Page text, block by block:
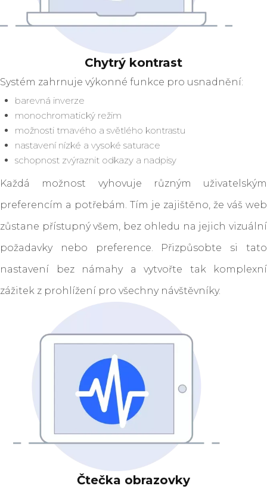
Chytrý kontrast
Systém zahrnuje výkonné funkce pro usnadnění:
barevná inverze
monochromatický režim
možnosti tmavého a světlého kontrastu
nastavení nízké a vysoké saturace
schopnost zvýraznit odkazy a nadpisy
Každá možnost vyhovuje různým uživatelským
preferencím a potřebám. Tím je zajištěno, že váš web
zůstane přístupný všem, bez ohledu na jejich vizuální
požadavky nebo preference. Přizpůsobte si tato
nastavení bez námahy a vytvořte tak komplexní
zážitek z prohlížení pro všechny návštěvníky.
Čtečka obrazovky